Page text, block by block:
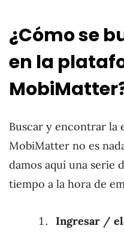
¿Cómo se
en la
Buscar y encontrar la
MobiMatter no es
damos aquí una serie
tiempo a la hora de
Ingresar /